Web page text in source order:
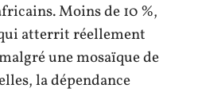
Moins de 10 %,
atterrit réellement
une mosaïque de
la dépendance